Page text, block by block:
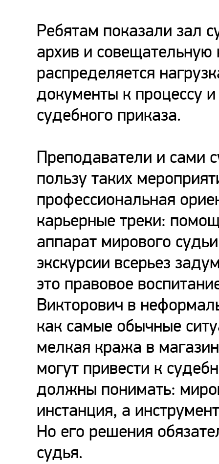
Ребятам показали зал
архив и
распределяется
документы к процессу
судебного приказа.
Преподаватели и сами
пользу таких
профессиональная
карьерные треки:
аппарат мирового
экскурсии всерьез
это правовое
Викторович в
как самые обычные
мелкая кража в
могут привести к
должны понимать:
инстанция, а
Но его решения
судья.